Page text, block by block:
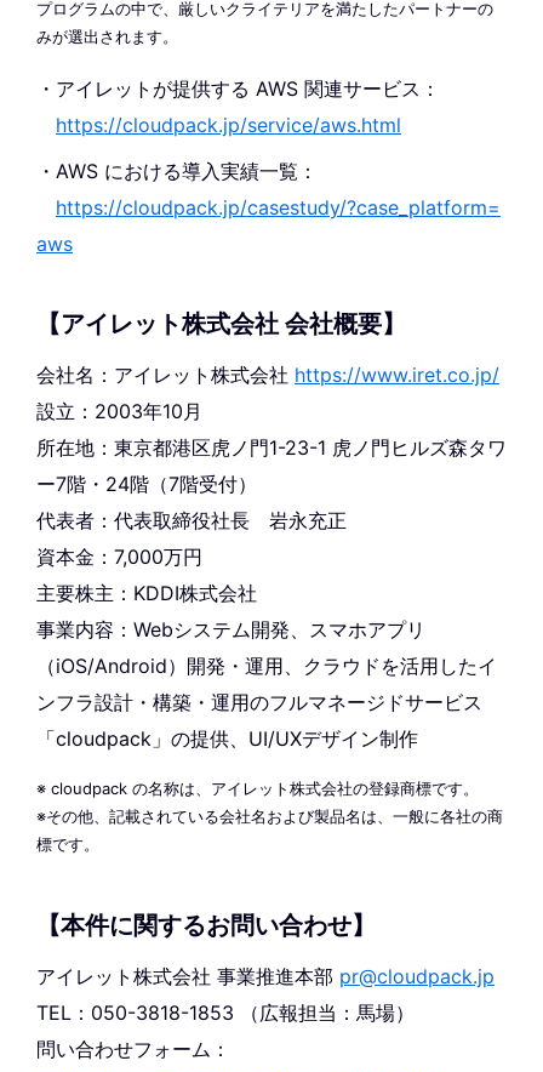
プログラムの中で、厳しいクライテリアを満たしたパートナーの
みが選出されます。
・アイレットが提供する AWS 関連サービス：
https://cloudpack.jp/service/aws.html
・AWS における導入実績一覧：
https://cloudpack.jp/casestudy/?case_platform=
aws
【アイレット株式会社 会社概要】
会社名：アイレット株式会社 https://www.iret.co.jp/
設立：2003年10月
所在地：東京都港区虎ノ門1-23-1 虎ノ門ヒルズ森タワ
ー7階・24階（7階受付）
代表者：代表取締役社長 岩永充正
資本金：7,000万円
主要株主：KDDI株式会社
事業内容：Webシステム開発、スマホアプリ
（iOS/Android）開発・運用、クラウドを活用したイ
ンフラ設計・構築・運用のフルマネージドサービス
「cloudpack」の提供、UI/UXデザイン制作
※ cloudpack の名称は、アイレット株式会社の登録商標です。
※その他、記載されている会社名および製品名は、一般に各社の商
標です。
【本件に関するお問い合わせ】
アイレット株式会社 事業推進本部 pr@cloudpack.jp
TEL：050-3818-1853 （広報担当：馬場）
問い合わせフォーム：